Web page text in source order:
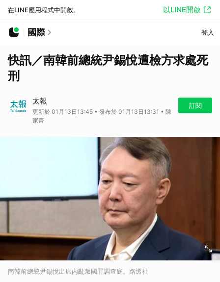
在LINE應用程式中開啟。 以LINE開啟
國際 登入
快訊／南韓前總統尹錫悅遭檢方求處死
刑
太報
更新於 01月13日13:45 • 發布於 01月13日13:31 • 陳
家齊
訂閱
南韓前總統尹錫悅出席內亂叛國罪調查庭。路透社